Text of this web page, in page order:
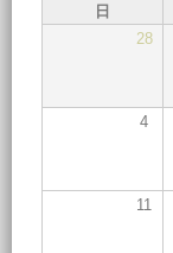
日
28
4
11